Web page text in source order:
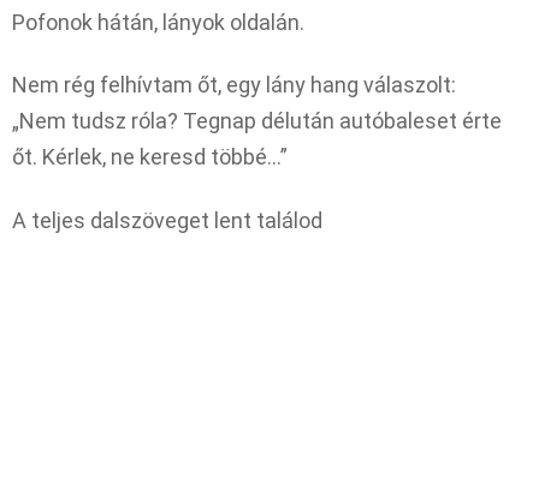
Pofonok hátán, lányok oldalán.
Nem rég felhívtam őt, egy lány hang válaszolt:
„Nem tudsz róla? Tegnap délután autóbaleset érte
őt. Kérlek, ne keresd többé…”
A teljes dalszöveget lent találod